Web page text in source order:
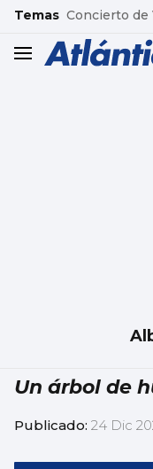
common.go-to-
Temas Concierto de
header.menu.open
Un árbol de
Publicado: 24 Dic